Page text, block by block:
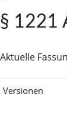
§ 1221
Aktuelle
Versionen